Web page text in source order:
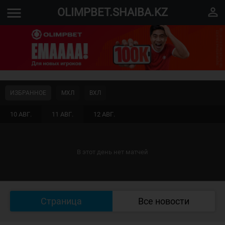
menu OLIMPBET.SHAIBA.KZ perm_identity
10 АВГ. 11 АВГ. 12 АВГ.
ИЗБРАННОЕ МХЛ ВХЛ
В этот день нет матчей
Страница Все новости